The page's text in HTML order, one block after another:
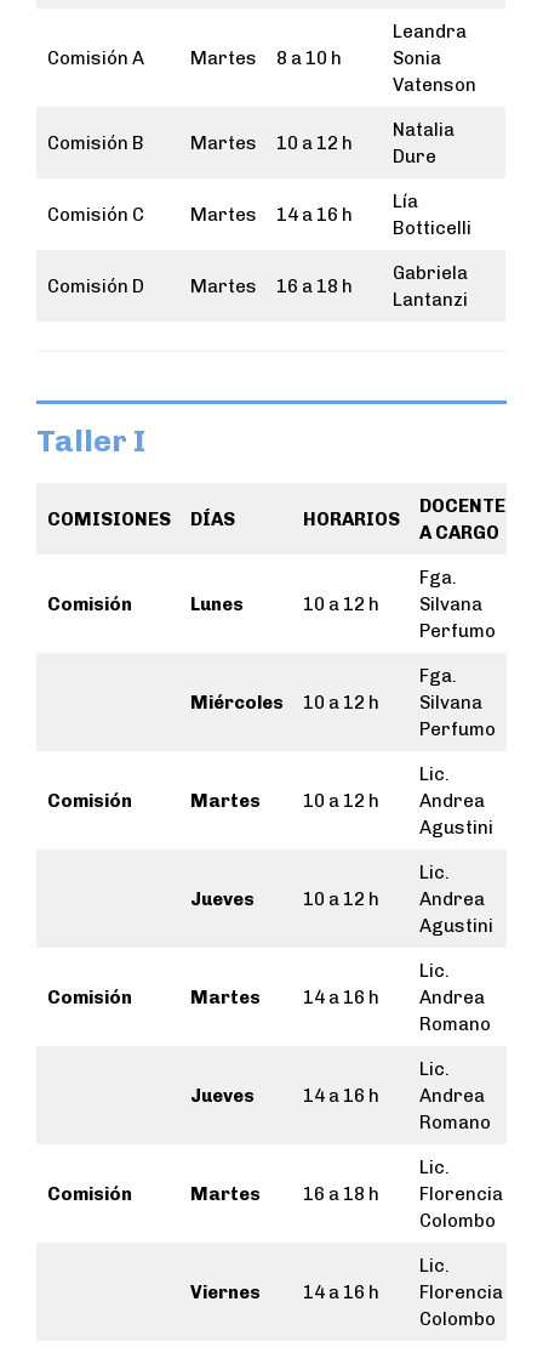
Comisión A Martes 8 a 10 h
Leandra
Sonia
Vatenson
Comisión B Martes 10 a 12 h
Natalia
Dure
Comisión C Martes 14 a 16 h
Lía
Botticelli
Comisión D Martes 16 a 18 h
Gabriela
Lantanzi
Taller I
COMISIONES DÍAS HORARIOS
DOCENTES
A CARGO
Comisión Lunes 10 a 12 h
Fga.
Silvana
Perfumo
Miércoles 10 a 12 h
Fga.
Silvana
Perfumo
Comisión Martes 10 a 12 h
Lic.
Andrea
Agustini
Jueves 10 a 12 h
Lic.
Andrea
Agustini
Comisión Martes 14 a 16 h
Lic.
Andrea
Romano
Jueves 14 a 16 h
Lic.
Andrea
Romano
Comisión Martes 16 a 18 h
Lic.
Florencia
Colombo
Viernes 14 a 16 h
Lic.
Florencia
Colombo